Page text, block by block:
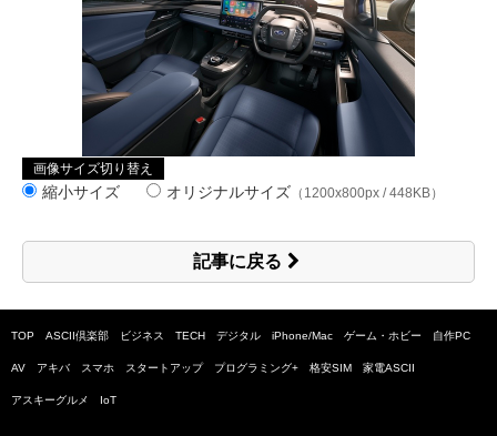
画像サイズ切り替え
縮小サイズ オリジナルサイズ （1200x800px / 448KB）
記事に戻る
TOP ASCII倶楽部 ビジネス TECH デジタル iPhone/Mac ゲーム・ホビー 自作PC
AV アキバ スマホ スタートアップ プログラミング+ 格安SIM 家電ASCII
アスキーグルメ IoT